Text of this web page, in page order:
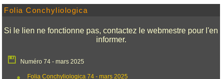
Folia Conchyliologica
Si le lien ne fonctionne pas, contactez le webmestre pour l'en
informer.
Numéro 74 - mars 2025
Folia Conchyliologica 74 - mars 2025